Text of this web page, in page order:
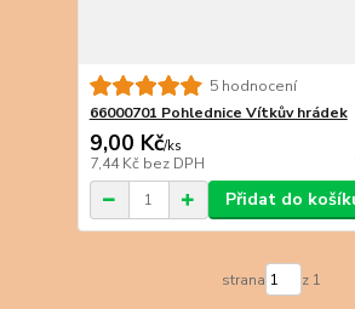
5 hodnocení
66000701 Pohlednice Vítkův hrádek
9,00 Kč/ks
7,44 Kč bez DPH
Přidat do
strana z 1